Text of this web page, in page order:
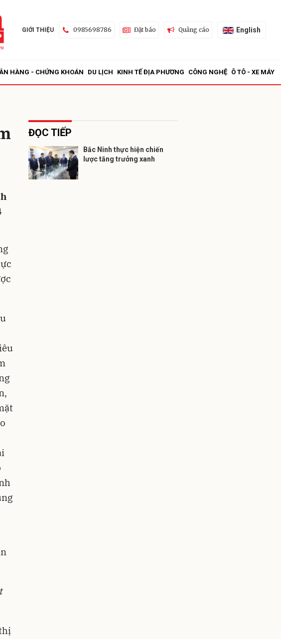
GIỚI THIỆU 0985698786 Đặt báo Quảng cáo English
HÀNG - CHỨNG KHOÁN DU LỊCH KINH TẾ ĐỊA PHƯƠNG CÔNG NGHỆ Ô TÔ - XE MÁY
ĐỌC TIẾP
Bắc Ninh thực hiện chiến
lược tăng trưởng xanh
Gửi